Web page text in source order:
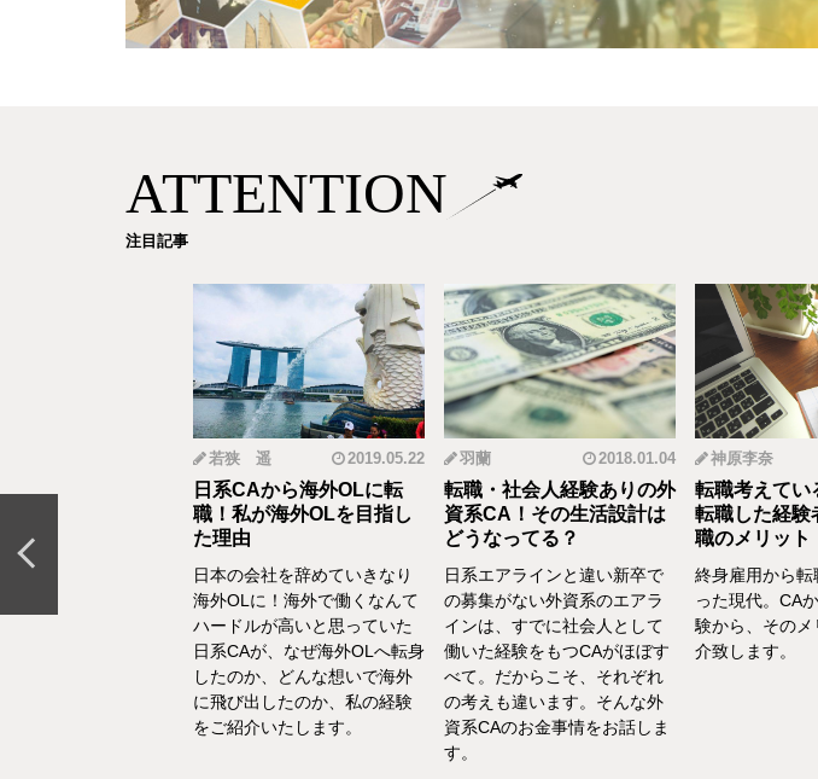
ATTENTION
注目記事
ら野菜ソムリエ
の転職＆セカン
ア体験談vol.13～
若狭 遥 2019.05.22
日系CAから海外OLに転
職！私が海外OLを目指し
た理由
日本の会社を辞めていきなり
海外OLに！海外で働くなんて
ハードルが高いと思っていた
日系CAが、なぜ海外OLへ転身
したのか、どんな想いで海外
に飛び出したのか、私の経験
をご紹介いたします。
羽蘭 2018.01.04
転職・社会人経験ありの外
資系CA！その生活設計は
どうなってる？
日系エアラインと違い新卒で
の募集がない外資系のエアラ
インは、すでに社会人として
働いた経験をもつCAがほぼす
べて。だからこそ、それぞれ
の考えも違います。そんな外
資系CAのお金事情をお話しま
す。
神原李奈
転職考えてい
転職した経験
職のメリット
終身雇用から転
った現代。CA
験から、そのメ
介致します。